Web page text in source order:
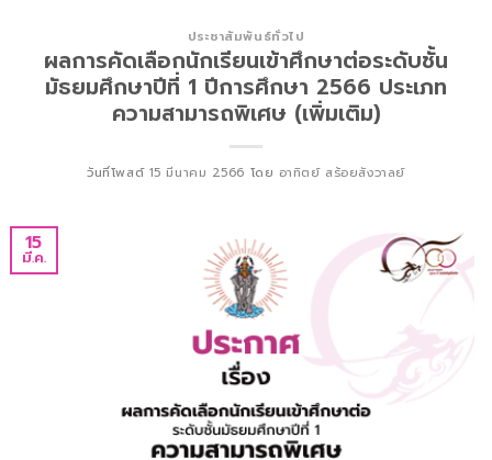
ประชาสัมพันธ์ทั่วไป
ผลการคัดเลือกนักเรียนเข้าศึกษาต่อระดับชั้น
มัธยมศึกษาปีที่ 1 ปีการศึกษา 2566 ประเภท
ความสามารถพิเศษ (เพิ่มเติม)
วันที่โพสต์ 15 มีนาคม 2566 โดย อาทิตย์ สร้อยสังวาลย์
15
มี.ค.